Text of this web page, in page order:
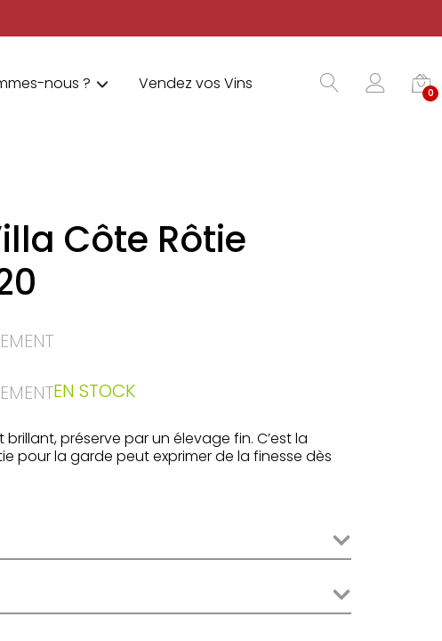
nous ? Vendez vos Vins 0
Côte Rôtie
EN STOCK
préserve par un élevage fin. C’est la
pour la garde peut exprimer de la finesse dès